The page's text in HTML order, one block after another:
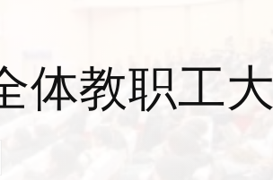
体教职工